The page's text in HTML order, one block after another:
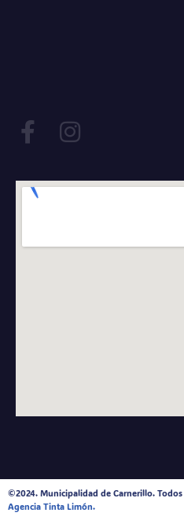
©2024. Municipalidad de Carnerillo.
Agencia Tinta Limón.